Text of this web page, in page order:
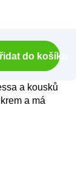
do košíku
a kousků
a má